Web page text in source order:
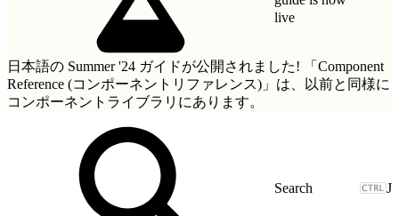
live
日本語の Summer '24 ガイドが公開されました!
「Component
Reference (コンポーネントリファレンス)」 は、以前と同様に
コンポーネントライブラリにあります。
J